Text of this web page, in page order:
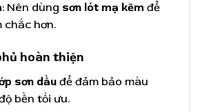
: Nên dùng sơn lót mạ kẽm để
chắc hơn.
hoàn thiện
sơn dầuđể đảm bảo màu
bền tối ưu.